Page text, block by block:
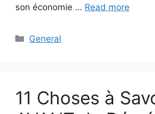
son économie … Read more
Categories
General
11 Choses à